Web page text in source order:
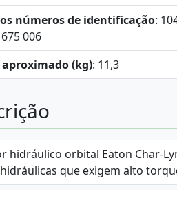
números de identificação:
006
aproximado (kg): 11,3
hidráulico orbital Eaton Char-
que exigem alto